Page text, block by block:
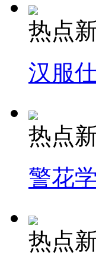
热点
汉服
热点
警花
热点